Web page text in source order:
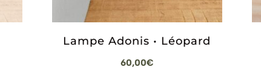
Lampe Adonis • Léopard
60,00€